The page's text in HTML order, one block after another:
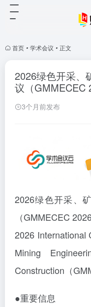
首页 • 学术会议 • 正文
2026绿色开采、
议（GMMECEC
3个月前发布
2026绿色开采、
（GMMECEC
2026 International
Mining
Construction（
●重要信息